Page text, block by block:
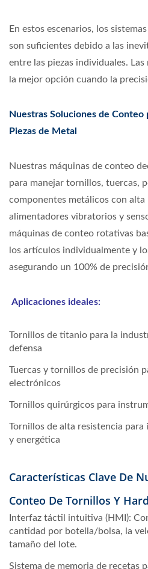
En estos escenarios, los
son suficientes debido a las
entre las piezas individuales.
la mejor opción cuando la
Nuestras Soluciones de Conteo
Piezas de Metal
Nuestras máquinas de conteo
para manejar tornillos, tuercas,
componentes metálicos con
alimentadores vibratorios y
máquinas de conteo rotativas
los artículos individualmente y
asegurando un 100% de
Aplicaciones ideales:
Tornillos de titanio para la
defensa
Tuercas y tornillos de precisión
electrónicos
Tornillos quirúrgicos para
Tornillos de alta resistencia
y energética
Características Clave De
Conteo De Tornillos Y
Interfaz táctil intuitiva (HMI):
cantidad por botella/bolsa, la
tamaño del lote.
Sistema de memoria de recetas